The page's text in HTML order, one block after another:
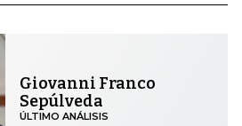
Giovanni Franco
Sepúlveda
ÚLTIMO ANÁLISIS